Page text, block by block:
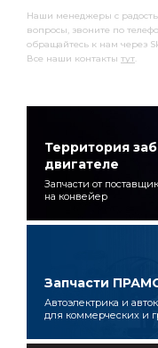
Наши менеджеры с
вопросы, звоните по
обращайтесь к нам через
Все наши контакты тут.
Территория
двигателе
Запчасти от
на конвейер
Запчасти
Автоэлектрика и
для коммерческих и